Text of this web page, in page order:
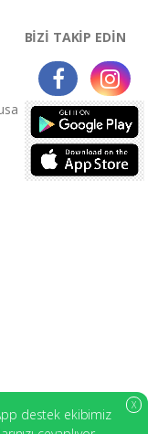
BİZİ TAKİP EDİN
X
destek ekibimiz